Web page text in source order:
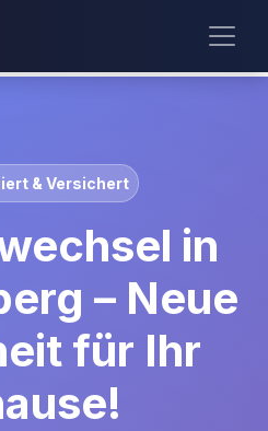
& Versichert
in
– Neue
für Ihr